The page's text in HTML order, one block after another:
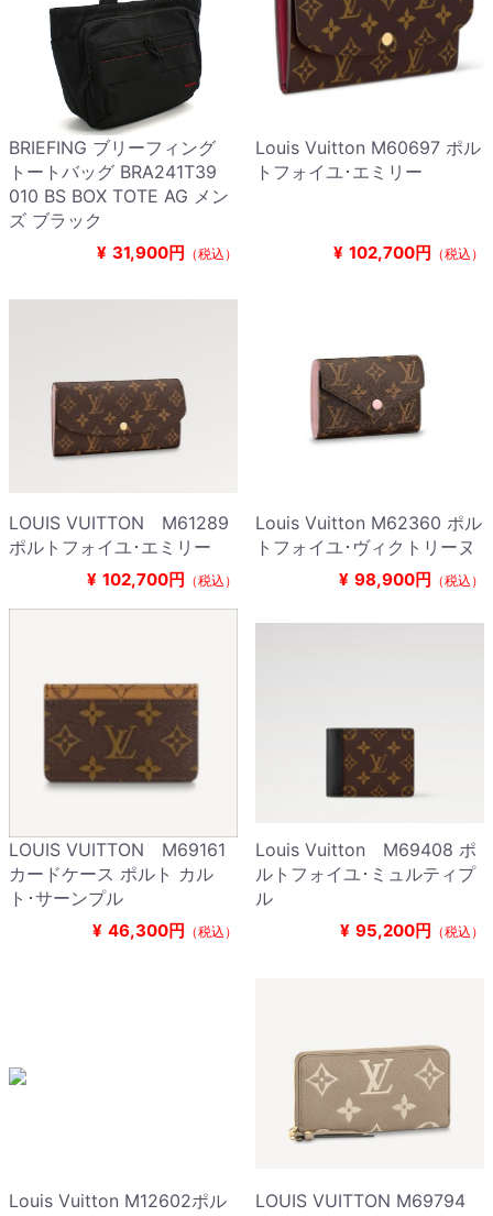
BRIEFING ブリーフィング
トートバッグ BRA241T39
010 BS BOX TOTE AG メン
ズ ブラック
¥ 31,900円 （税込）
Louis Vuitton M60697 ポル
トフォイユ･エミリー
¥ 102,700円 （税込）
LOUIS VUITTON M61289
ポルトフォイユ･エミリー
¥ 102,700円 （税込）
Louis Vuitton M62360 ポル
トフォイユ･ヴィクトリーヌ
¥ 98,900円 （税込）
LOUIS VUITTON M69161
カードケース ポルト カル
ト･サーンプル
¥ 46,300円 （税込）
Louis Vuitton M69408 ポ
ルトフォイユ･ミュルティプ
ル
¥ 95,200円 （税込）
Louis Vuitton M12602ポル
LOUIS VUITTON M69794